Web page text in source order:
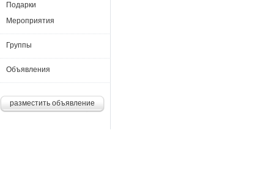
Подарки
Мероприятия
Группы
Объявления
разместить объявление